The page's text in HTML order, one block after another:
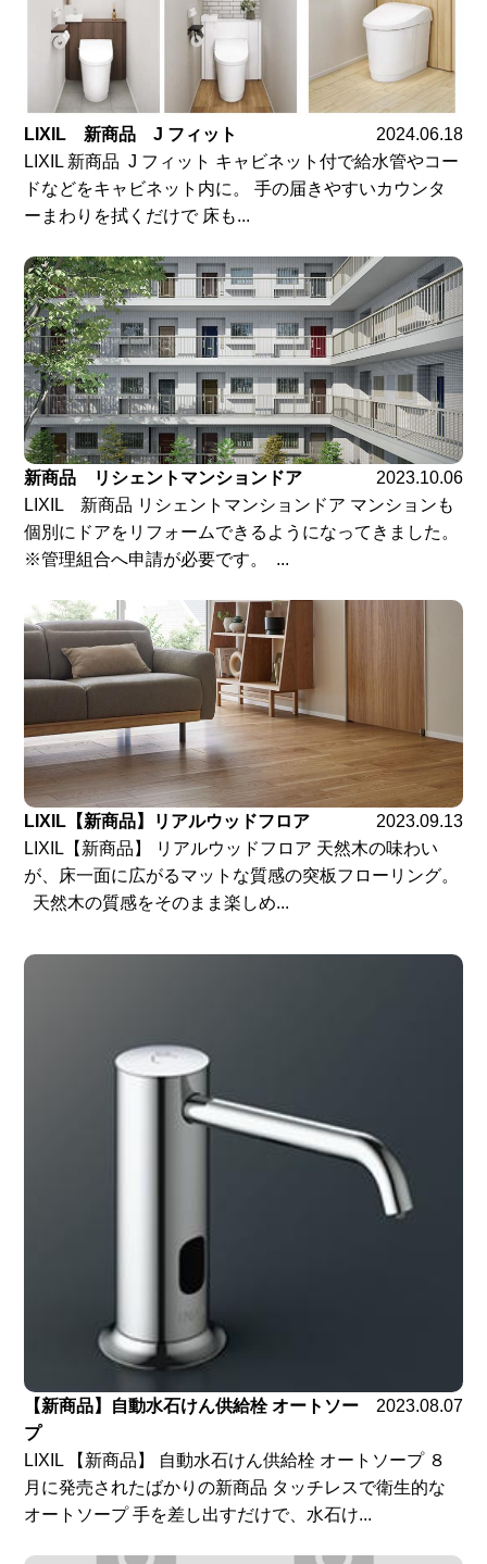
LIXIL 新商品 J フィット
2024.06.18
LIXIL 新商品 J フィット キャビネット付で給水管やコー
ドなどをキャビネット内に。 手の届きやすいカウンタ
ーまわりを拭くだけで 床も...
新商品 リシェントマンションドア
2023.10.06
LIXIL 新商品 リシェントマンションドア マンションも
個別にドアをリフォームできるようになってきました。
※管理組合へ申請が必要です。 ...
LIXIL【新商品】リアルウッドフロア
2023.09.13
LIXIL【新商品】 リアルウッドフロア 天然木の味わい
が、床一面に広がるマットな質感の突板フローリング。
天然木の質感をそのまま楽しめ...
【新商品】自動水石けん供給栓 オートソー
プ
2023.08.07
LIXIL 【新商品】 自動水石けん供給栓 オートソープ ８
月に発売されたばかりの新商品 タッチレスで衛生的な
オートソープ 手を差し出すだけで、水石け...